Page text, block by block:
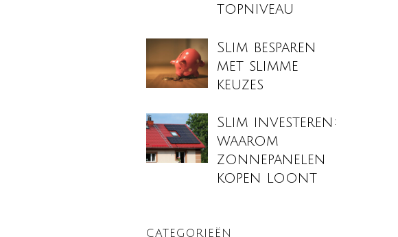
topniveau
Slim besparen
met slimme
keuzes
Slim investeren:
waarom
zonnepanelen
kopen loont
CATEGORIEËN